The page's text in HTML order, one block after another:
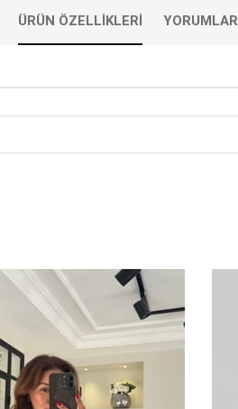
ÜRÜN ÖZELLIKLERI YORUMLAR